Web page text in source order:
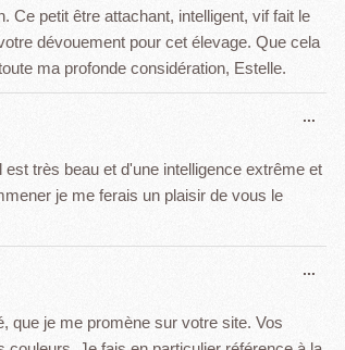
Ce petit être attachant, intelligent, vif fait le
dévouement pour cet élevage. Que cela
ma profonde considération, Estelle.
très beau et d'une intelligence extrême et
je me ferais un plaisir de vous le
...
boîte
que je me promène sur votre site. Vos
...